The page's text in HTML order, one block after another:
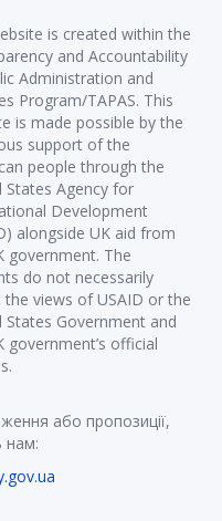
is created within the
and Accountability
Administration and
Program/TAPAS. This
is made possible by the
support of the
people through the
States Agency for
Development
alongside UK aid from
government. The
do not necessarily
the views of USAID or the
States Government and
government’s official
або пропозиції,
нам: